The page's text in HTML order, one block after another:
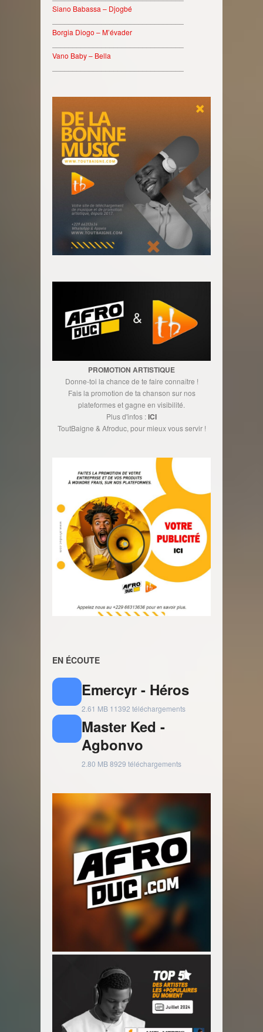
Siano Babassa – Djogbé
Borgia Diogo – M’évader
Vano Baby – Bella
PROMOTION ARTISTIQUE
Donne-toi la chance de te faire connaître !
Fais la promotion de ta chanson sur nos
plateformes et gagne en visibilité.
Plus d'infos :ICI
ToutBaigne & Afroduc, pour mieux vous servir !
EN ÉCOUTE
Emercyr - Héros
2.61 MB 11392 téléchargements
Master Ked -
Agbonvo
2.80 MB8929 téléchargements